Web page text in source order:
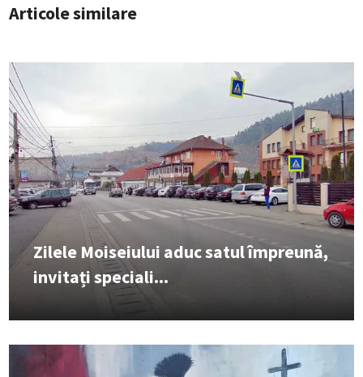
Articole similare
Zilele Moiseiului aduc satul împreună,
invitați speciali...